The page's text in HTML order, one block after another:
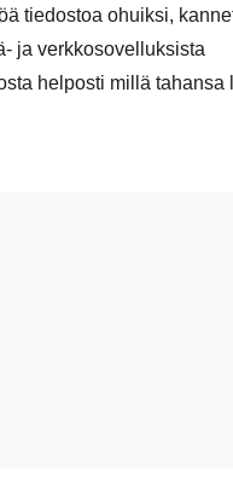
tiedostoa ohuiksi,
ja verkkosovelluksista
helposti millä tahansa